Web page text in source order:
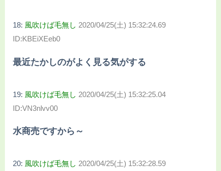
18: 風吹けば毛無し 2020/04/25(土) 15:32:24.69
ID:KBEiXEeb0
最近たかしのがよく見る気がする
19: 風吹けば毛無し 2020/04/25(土) 15:32:25.04
ID:VN3nlvv00
水商売ですから～
20: 風吹けば毛無し 2020/04/25(土) 15:32:28.59